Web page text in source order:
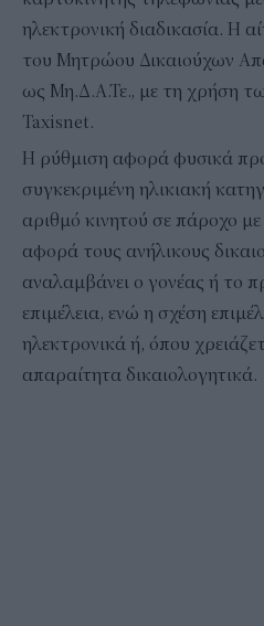
ηλεκτρονική διαδικασία. Η
του Μητρώου Δικαιούχων
ως Μη.Δ.Α.Τε., με τη χρήση
Taxisnet.
Η ρύθμιση αφορά φυσικά
συγκεκριμένη ηλικιακή
αριθμό κινητού σε πάροχο
αφορά τους ανήλικους
αναλαμβάνει ο γονέας ή το
επιμέλεια, ενώ η σχέση
ηλεκτρονικά ή, όπου
απαραίτητα δικαιολογητικά.